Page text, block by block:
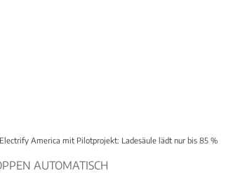
Electrify America mit Pilotprojekt: Ladesäule lädt nur bis 85 %
AUTOMATISCH